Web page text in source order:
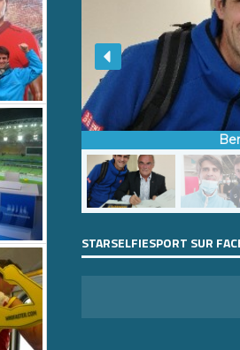
STARSELFIESPORT SUR